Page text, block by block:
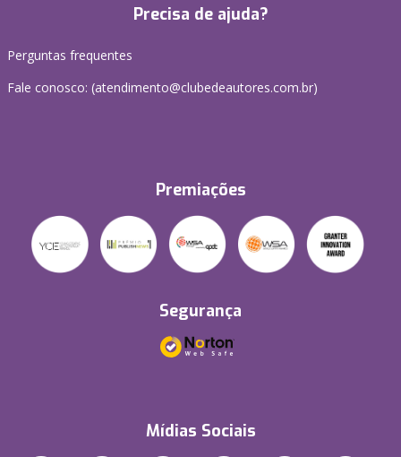
Precisa de ajuda?
Perguntas frequentes
Fale conosco: (atendimento@clubedeautores.com.br)
Premiações
Segurança
Mídias Sociais